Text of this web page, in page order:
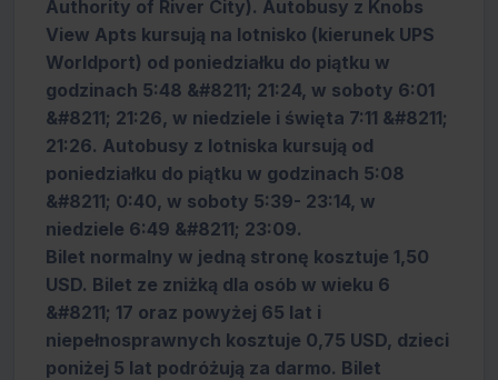
Authority of River City). Autobusy z Knobs
View Apts kursują na lotnisko (kierunek UPS
Worldport) od poniedziałku do piątku w
godzinach 5:48 &#8211; 21:24, w soboty 6:01
&#8211; 21:26, w niedziele i święta 7:11 &#8211;
21:26. Autobusy z lotniska kursują od
poniedziałku do piątku w godzinach 5:08
&#8211; 0:40, w soboty 5:39- 23:14, w
niedziele 6:49 &#8211; 23:09.
Bilet normalny w jedną stronę kosztuje 1,50
USD. Bilet ze zniżką dla osób w wieku 6
&#8211; 17 oraz powyżej 65 lat i
niepełnosprawnych kosztuje 0,75 USD, dzieci
poniżej 5 lat podróżują za darmo. Bilet